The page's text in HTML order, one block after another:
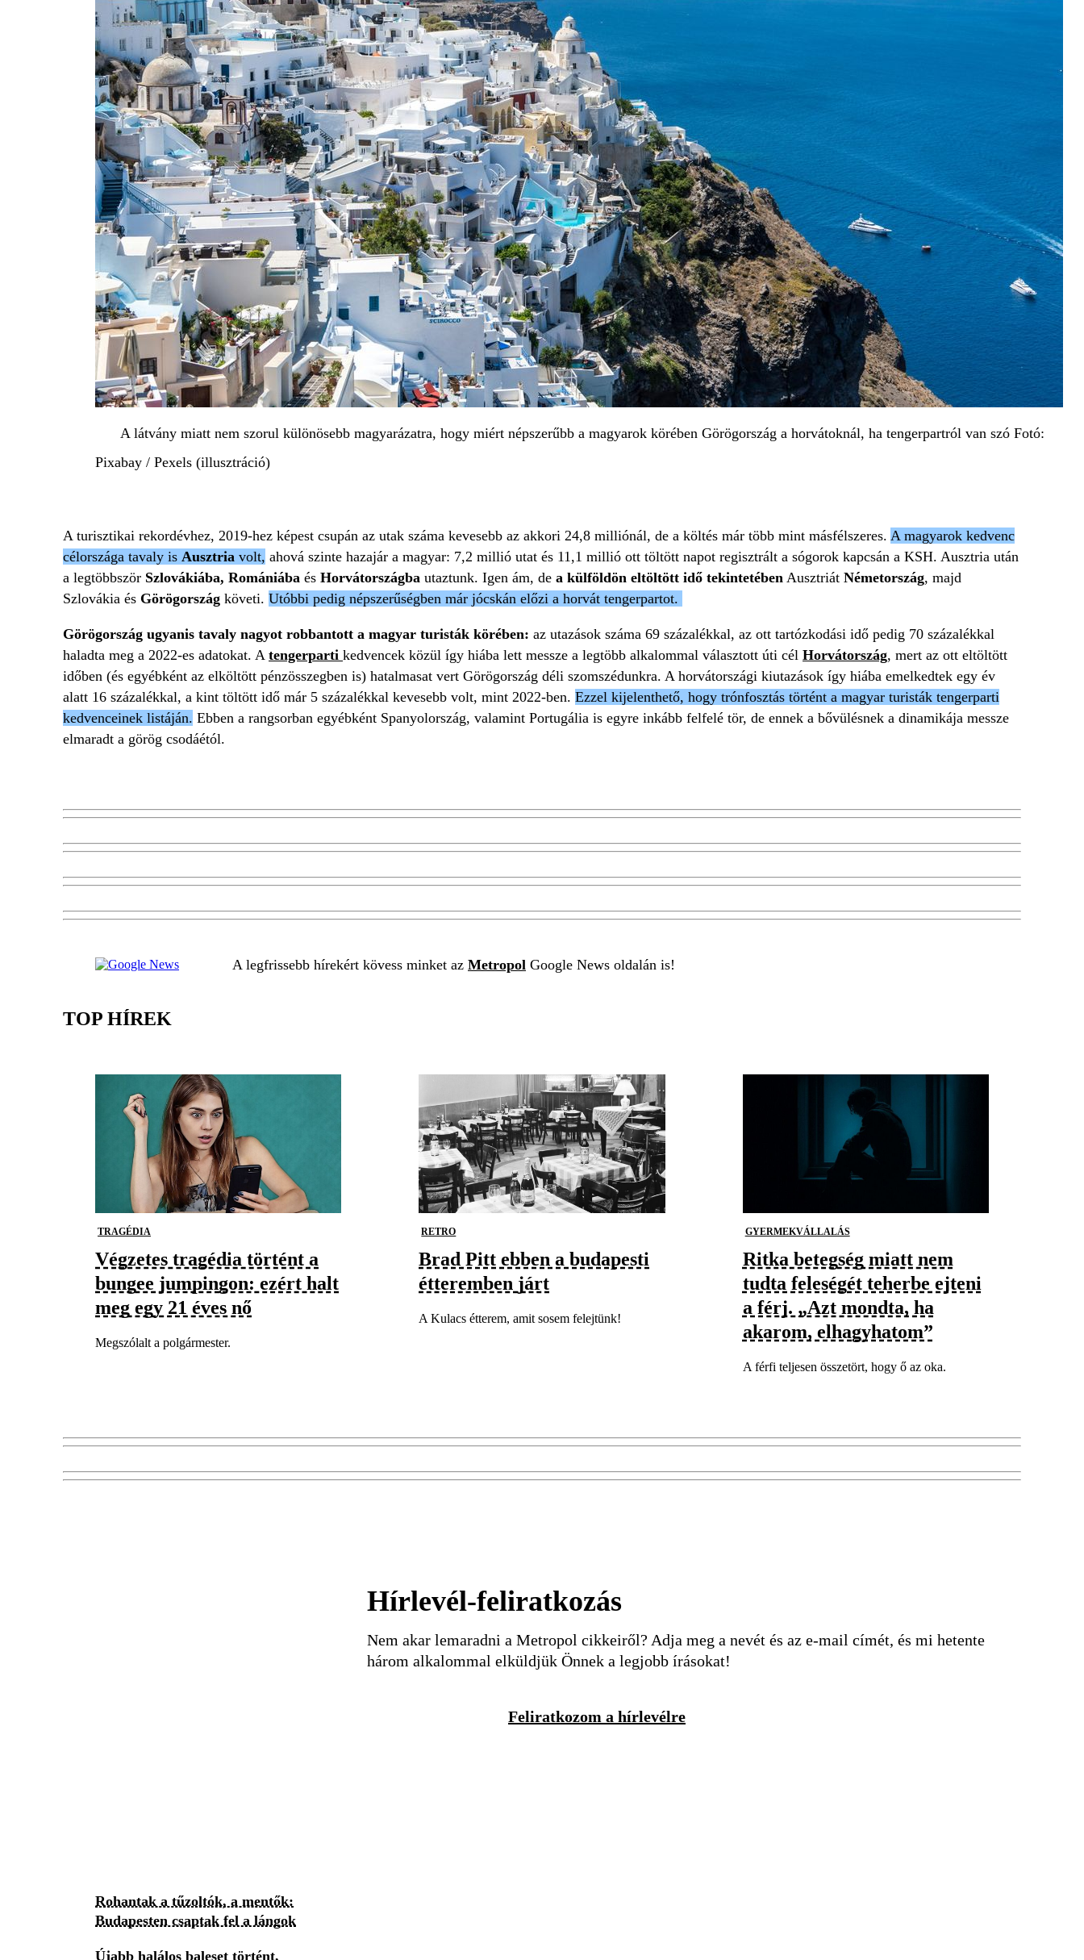
A látvány miatt nem szorul különösebb magyarázatra, hogy miért népszerűbb a magyarok körében Görögország a horvátoknál, ha tengerpartról van szó Fotó:
Pixabay / Pexels (illusztráció)
A turisztikai rekordévhez, 2019-hez képest csupán az utak száma kevesebb az akkori 24,8 milliónál, de a költés már több mint másfélszeres. A magyarok kedvenc
célországa tavaly is Ausztria volt, ahová szinte hazajár a magyar: 7,2 millió utat és 11,1 millió ott töltött napot regisztrált a sógorok kapcsán a KSH. Ausztria után
a legtöbbször Szlovákiába, Romániába és Horvátországba utaztunk. Igen ám, de a külföldön eltöltött idő tekintetében Ausztriát Németország, majd
Szlovákia és Görögország követi. Utóbbi pedig népszerűségben már jócskán előzi a horvát tengerpartot.
Görögország ugyanis tavaly nagyot robbantott a magyar turisták körében: az utazások száma 69 százalékkal, az ott tartózkodási idő pedig 70 százalékkal
haladta meg a 2022-es adatokat. A tengerparti kedvencek közül így hiába lett messze a legtöbb alkalommal választott úti cél Horvátország, mert az ott eltöltött
időben (és egyébként az elköltött pénzösszegben is) hatalmasat vert Görögország déli szomszédunkra. A horvátországi kiutazások így hiába emelkedtek egy év
alatt 16 százalékkal, a kint töltött idő már 5 százalékkal kevesebb volt, mint 2022-ben. Ezzel kijelenthető, hogy trónfosztás történt a magyar turisták tengerparti
kedvenceinek listáján. Ebben a rangsorban egyébként Spanyolország, valamint Portugália is egyre inkább felfelé tör, de ennek a bővülésnek a dinamikája messze
elmaradt a görög csodáétól.
A legfrissebb hírekért kövess minket az Metropol Google News oldalán is!
TOP HÍREK
TRAGÉDIA
Végzetes tragédia történt a
bungee jumpingon: ezért halt
meg egy 21 éves nő
Megszólalt a polgármester.
RETRO
Brad Pitt ebben a budapesti
étteremben járt
A Kulacs étterem, amit sosem felejtünk!
GYERMEKVÁLLALÁS
Ritka betegség miatt nem
tudta feleségét teherbe ejteni
a férj. „Azt mondta, ha
akarom, elhagyhatom”
A férfi teljesen összetört, hogy ő az oka.
Hírlevél-feliratkozás
Nem akar lemaradni a Metropol cikkeiről? Adja meg a nevét és az e-mail címét, és mi hetente
három alkalommal elküldjük Önnek a legjobb írásokat!
Feliratkozom a hírlevélre
Rohantak a tűzoltók, a mentők:
Budapesten csaptak fel a lángok
Újabb halálos baleset történt,